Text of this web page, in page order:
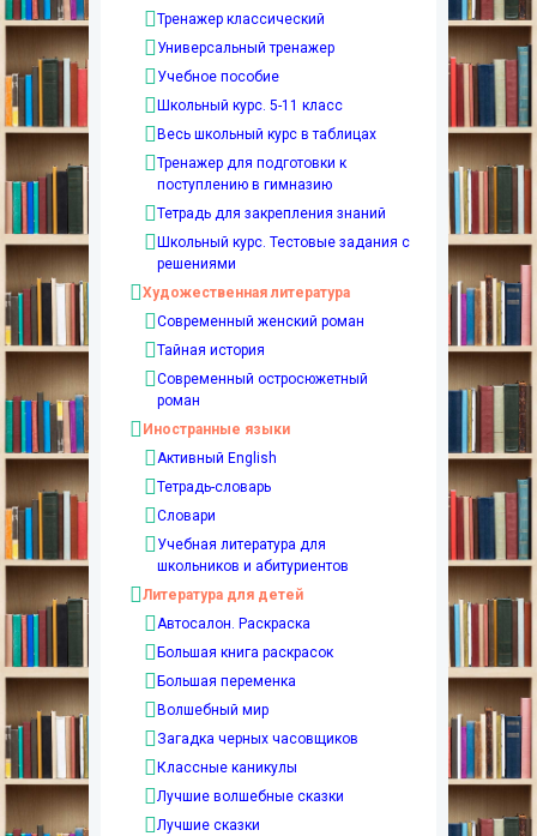
Тренажер классический
Универсальный тренажер
Учебное пособие
Школьный курс. 5-11 класс
Весь школьный курс в таблицах
Тренажер для подготовки к
поступлению в гимназию
Тетрадь для закрепления знаний
Школьный курс. Тестовые задания с
решениями
Художественная литература
Современный женский роман
Тайная история
Современный остросюжетный
роман
Иностранные языки
Активный English
Тетрадь-словарь
Словари
Учебная литература для
школьников и абитуриентов
Литература для детей
Автосалон. Раскраска
Большая книга раскрасок
Большая переменка
Волшебный мир
Загадка черных часовщиков
Классные каникулы
Лучшие волшебные сказки
Лучшие сказки